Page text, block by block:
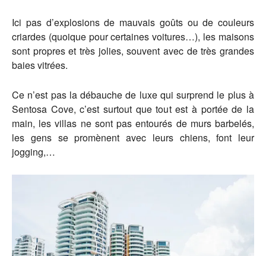
Ici pas d’explosions de mauvais goûts ou de couleurs
criardes (quoique pour certaines voitures…), les maisons
sont propres et très jolies, souvent avec de très grandes
baies vitrées.
Ce n’est pas la débauche de luxe qui surprend le plus à
Sentosa Cove, c’est surtout que tout est à portée de la
main, les villas ne sont pas entourés de murs barbelés,
les gens se promènent avec leurs chiens, font leur
jogging,…